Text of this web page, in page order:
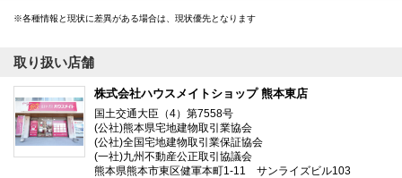
各種情報と現状に差異がある場合は、現状優先となります
取り扱い店舗
株式会社ハウスメイトショップ 熊本東店
国土交通大臣（4）第7558号
(公社)熊本県宅地建物取引業協会
(公社)全国宅地建物取引業保証協会
(一社)九州不動産公正取引協議会
熊本県熊本市東区健軍本町1-11 サンライズビル103